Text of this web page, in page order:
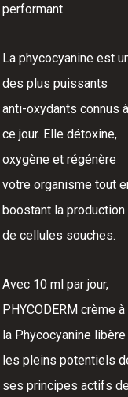
performant.
La phycocyanine est
des plus puissants
anti-oxydants connus à
ce jour. Elle détoxine,
oxygène et régénère
votre organisme tout
boostant la production
de cellules souches.
Avec 10 ml par jour,
PHYCODERM crème à
la Phycocyanine libère
les pleins potentiels
ses principes actifs